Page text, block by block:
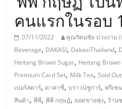
ส
เอ็
มอี
ไทย,
คนแรกในรอบ
07/11/2022 คุณรัตนชัย ม่วงงาม (
Beverage, DAKASI, DakasiThailand,
Heitang Brown Sugar, Heitang
Premium Card Set, Milk Tea,Sold Out
เปอร์สตาร์, ดาคาซี่,บราวน์ชูการ์,พรีเซ
สินค้า,พีพี,พีพี กฤษฏ์, ยอดขายพุ่ง, ร้าน